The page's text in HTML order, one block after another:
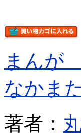
まんが
なかま
著者：